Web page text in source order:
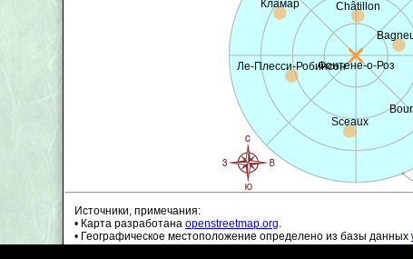
Фонтене-о-Роз
Кламар Châtillon
Ле-Плесси-Робинсон
Sceaux
Источники, примечания:
• Карта разработана openstreetmap.org.
• Географическое местоположение определено из базы данных